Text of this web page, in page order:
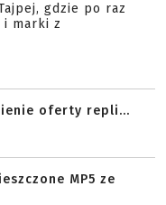
gdzie po raz
i marki z
oferty repli...
MP5 ze